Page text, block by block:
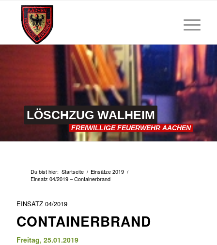
LÖSCHZUG WALHEIM
FREIWILLIGE FEUERWEHR AACHEN
Du bist hier: Startseite / Einsätze 2019 /
Einsatz 04/2019 – Containerbrand
EINSATZ 04/2019
CONTAINERBRAND
Freitag, 25.01.2019